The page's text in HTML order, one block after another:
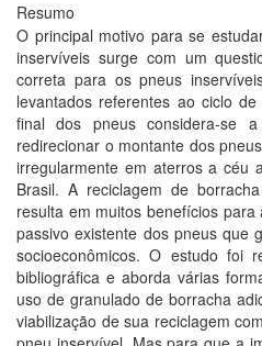
Resumo
O principal motivo para se
inservíveis surge com um
correta para os pneus
levantados referentes ao ciclo
final dos pneus considera-se
redirecionar o montante dos
irregularmente em aterros a céu
Brasil. A reciclagem de
resulta em muitos benefícios
passivo existente dos pneus que
socioeconômicos. O estudo foi
bibliográfica e aborda várias
uso de granulado de borracha
viabilização de sua reciclagem